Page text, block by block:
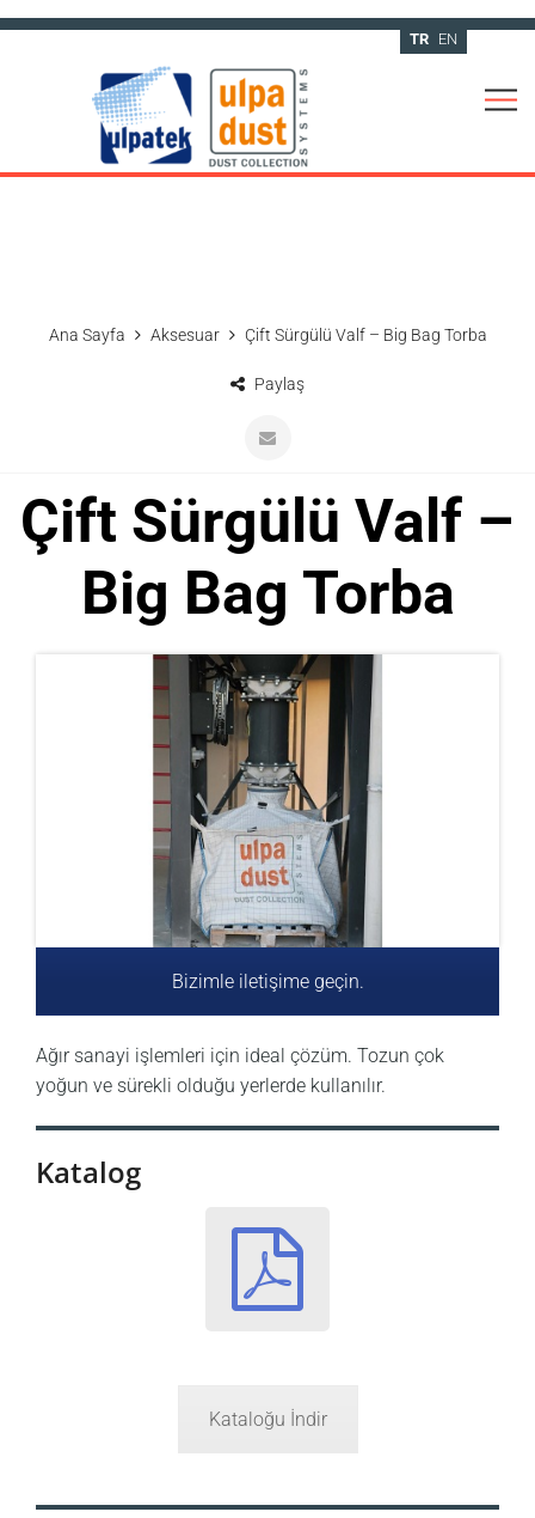
TR EN
Ana Sayfa Aksesuar Çift Sürgülü Valf – Big Bag Torba
Paylaş
Çift Sürgülü Valf –
Big Bag Torba
Bizimle iletişime geçin.
Ağır sanayi işlemleri için ideal çözüm. Tozun çok
yoğun ve sürekli olduğu yerlerde kullanılır.
Katalog
Kataloğu İndir